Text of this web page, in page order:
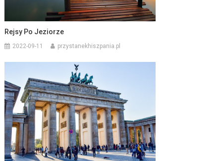
Rejsy Po Jeziorze
2022-09-11 przystanekhiszpania.pl